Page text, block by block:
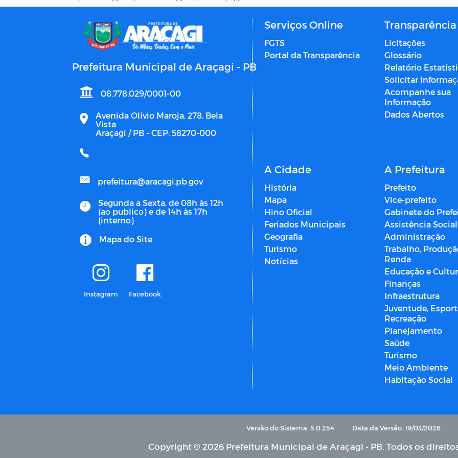
Prefeitura Municipal de Araçagi - PB
08.778.029/0001-00
Avenida Olívio Maroja, 278, Bela
Vista
Araçagi / PB - CEP: 58270-000
prefeitura@aracagi.pb.gov
Segunda a Sexta, de 08h às 12h
(ao publico) e de 14h às 17h
(interno)
Mapa do Site
Instagram Facebook
Serviços Online
FGTS
Portal da Transparência
Transparência
Licitações
Glossário
Relatório
Solicitar
Acompanhe sua
Informação
Dados Abertos
A Cidade
História
Mapa
Hino Oficial
Feriados Municipais
Geografia
Turismo
Notícias
A Prefeitura
Prefeito
Vice-prefeito
Gabinete do
Assistência Social
Administração
Trabalho,
Renda
Educação e
Finanças
Infraestrutura
Juventude,
Recreação
Planejamento
Saúde
Turismo
Meio Ambiente
Habitação Social
Versão do Sistema: 5.0.254 Data da Versão: 19/03/2026
Copyright © 2026 Prefeitura Municipal de Araçagi - PB. Todos os